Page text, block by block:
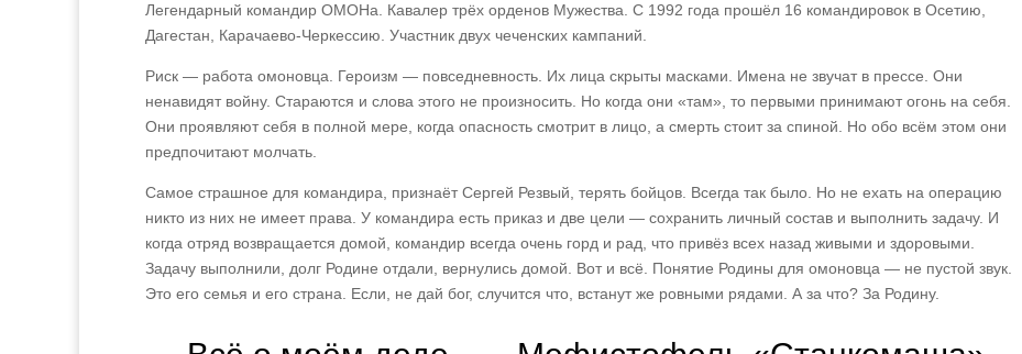
Легендарный командир ОМОНа. Кавалер трёх орденов Мужества. С 1992 года прошёл 16 командировок в Осетию,
Дагестан, Карачаево‑Черкессию. Участник двух чеченских кампаний.
Риск — работа омоновца. Героизм — повседневность. Их лица скрыты масками. Имена не звучат в прессе. Они
ненавидят войну. Стараются и слова этого не произносить. Но когда они «там», то первыми принимают огонь на себя.
Они проявляют себя в полной мере, когда опасность смотрит в лицо, а смерть стоит за спиной. Но обо всём этом они
предпочитают молчать.
Самое страшное для командира, признаёт Сергей Резвый, терять бойцов. Всегда так было. Но не ехать на операцию
никто из них не имеет права. У командира есть приказ и две цели — сохранить личный состав и выполнить задачу. И
когда отряд возвращается домой, командир всегда очень горд и рад, что привёз всех назад живыми и здоровыми.
Задачу выполнили, долг Родине отдали, вернулись домой. Вот и всё. Понятие Родины для омоновца — не пустой звук.
Это его семья и его страна. Если, не дай бог, случится что, встанут же ровными рядами. А за что? За Родину.